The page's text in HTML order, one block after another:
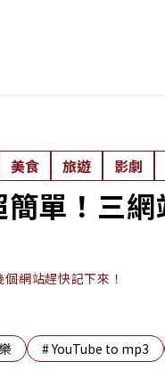
美食 旅遊 影劇
單！三
網站趕快記下來！
#YouTube to mp3